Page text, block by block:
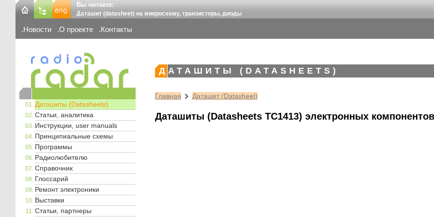
Вы читаете:
Даташит (datasheet) на микросхему, транзисторы, диоды
Новости О проекте Контакты
Даташиты (Datasheets)
Статьи, аналитика
Инструкции, user manuals
Принципиальные схемы
Программы
Радиолюбителю
Справочник
Глоссарий
Ремонт электроники
Выставки
Статьи, партнеры
ДАТАШИТЫ (DATASHEETS)
Главная Даташит (Datasheet)
Даташиты (Datasheets TC1413) электронных компонентов